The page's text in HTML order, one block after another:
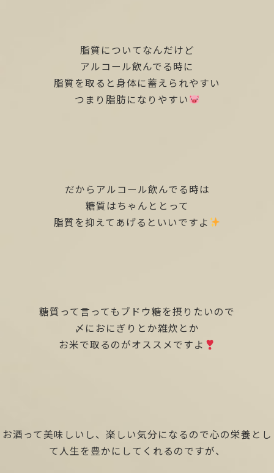
脂質についてなんだけど
アルコール飲んでる時に
脂質を取ると身体に蓄えられやすい
つまり脂肪になりやすい
だからアルコール飲んでる時は
糖質はちゃんととって
脂質を抑えてあげるといいですよ
糖質って言ってもブドウ糖を摂りたいので
〆におにぎりとか雑炊とか
お米で取るのがオススメですよ
お酒って美味しいし、楽しい気分になるので心の栄養とし
て人生を豊かにしてくれるのですが、